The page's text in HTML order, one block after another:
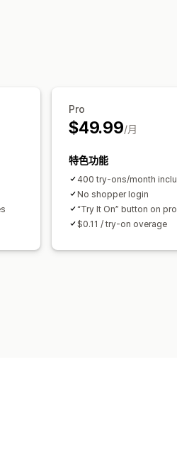
Pro
$49.99/月
特色功能
400 try-ons/month
No shopper login
“Try It On” button on
$0.11 / try-on overage